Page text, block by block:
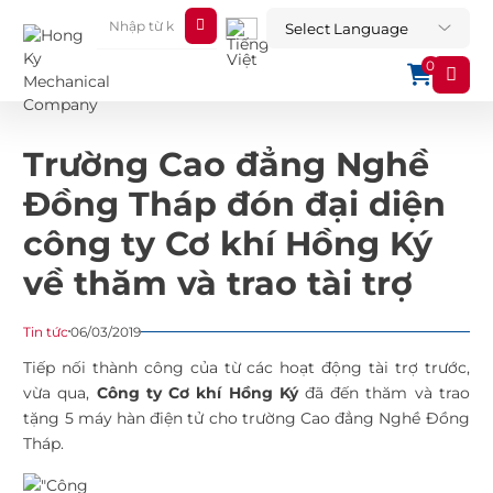
0
Trường Cao đẳng Nghề
Đồng Tháp đón đại diện
công ty Cơ khí Hồng Ký
về thăm và trao tài trợ
Tin tức06/03/2019
Tiếp nối thành công của từ các hoạt động tài trợ trước,
vừa qua, Công tyCơ khí Hồng Ký đã đến thăm và trao
tặng 5 máy hàn điện tử cho trường Cao đẳng Nghề Đồng
Tháp.